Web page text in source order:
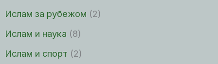
Ислам за рубежом (2)
Ислам и наука (8)
Ислам и спорт (2)